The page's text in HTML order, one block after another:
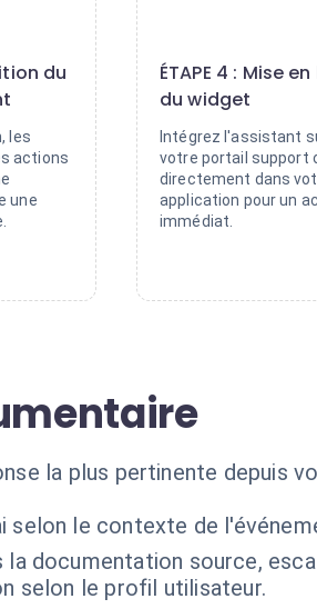
du
les
actions
une
ÉTAPE 4 : Mise
du widget
Intégrez l'assistant
votre portail support
directement dans
application pour un
immédiat.
la plus pertinente depuis
selon le contexte de
documentation source,
selon le profil utilisateur.